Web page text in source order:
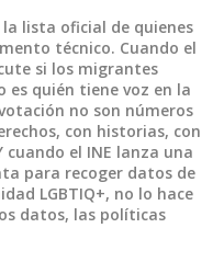
la lista oficial de quienes
técnico. Cuando el
si los migrantes
es quién tiene voz en la
no son números
con historias, con
cuando el INE lanza una
para recoger datos de
LGBTIQ+, no lo hace
datos, las políticas